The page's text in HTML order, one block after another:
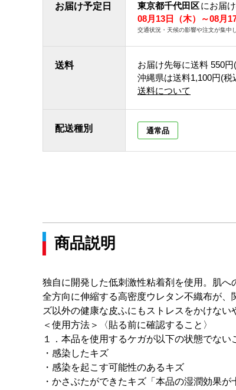
お届け予定日 東京都千代田区にお届
08月13日（木）～08月
交通状況・天候の影響や注文が集中
送料 お届け先毎に送料 550円
沖縄県は送料1,100円(税
送料について
配送種別 通常品
商品説明
独自に開発した低刺激性粘着剤を使用。肌へ
全方向に伸縮する高密度ウレタン不織布が
ズ以外の健康な皮ふにもストレスをかけない
＜使用方法＞〈貼る前に確認すること〉
１．本品を使用するケガが以下の状態でない
・感染したキズ
・感染を起こす可能性のあるキズ
・かさぶたができたキズ「本品の湿潤効果が